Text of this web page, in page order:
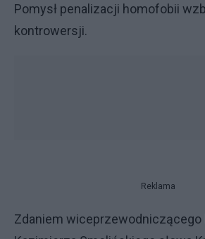
Pomysł penalizacji homofobii
kontrowersji.
Reklama
Zdaniem wiceprzewodniczącego